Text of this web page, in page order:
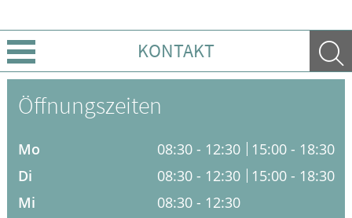
KONTAKT
Über uns
Ratgeber
Öffnungszeiten
Mo 08:30 - 12:30
15:00 - 18:30
Di
08:30 - 12:30
15:00 - 18:30
Mi
08:30 - 12:30